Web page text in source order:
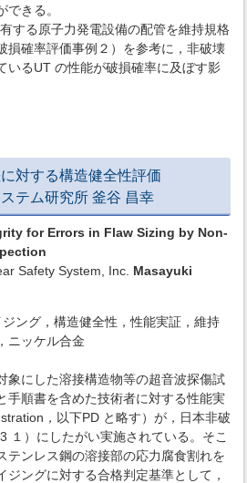
きる。
する原子力発電設備の配管を維持規格
損確率評価事例２）を参考に，非破壊
いるUT の性能が破損確率に及ぼす影
対する構造健全性評価
テム研究所 釜谷 昌幸
for Errors in Flaw Sizing by Non-
Safety System, Inc. Masayuki
ング，構造健全性，性能実証，維持
ニッケル合金
にした溶接構造物等の超音波探傷試
手順書を含めた技術者に対する性能実
，以下PD と略す）が，日本非破
１）にしたがい実施されている。そこ
テンレス鋼の溶接部の応力腐食割れを
ジングに対する合格判定基準として，